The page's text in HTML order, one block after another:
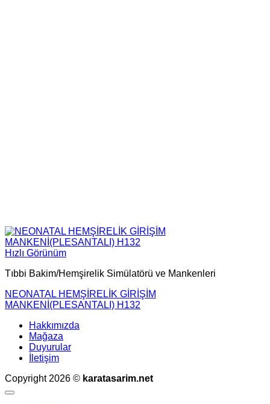
Hızlı Görünüm
Tıbbi Bakim/Hemşirelik Simülatörü ve Mankenleri
NEONATAL HEMŞİRELİK GİRİŞİM
MANKENİ(PLESANTALI) H132
Hakkımızda
Mağaza
Duyurular
İletişim
Copyright 2026 © karatasarim.net